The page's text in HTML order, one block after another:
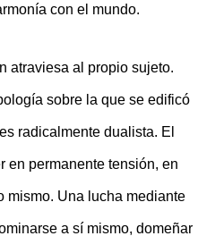
con el mundo.
atraviesa al propio sujeto.
sobre la que se edificó
radicalmente dualista. El
en permanente tensión, en
mismo. Una lucha mediante
a sí mismo, domeñar